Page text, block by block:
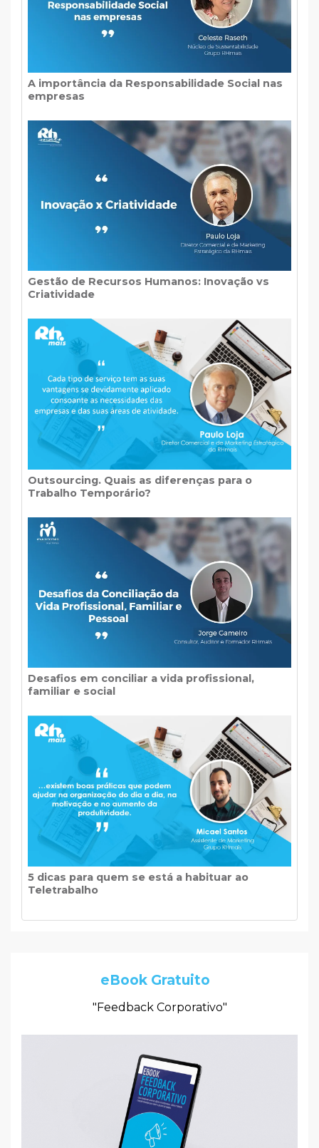
A importância da Responsabilidade Social nas
empresas
Gestão de Recursos Humanos: Inovação vs
Criatividade
Outsourcing. Quais as diferenças para o
Trabalho Temporário?
Desafios em conciliar a vida profissional,
familiar e social
5 dicas para quem se está a habituar ao
Teletrabalho
eBook Gratuito
"Feedback Corporativo"